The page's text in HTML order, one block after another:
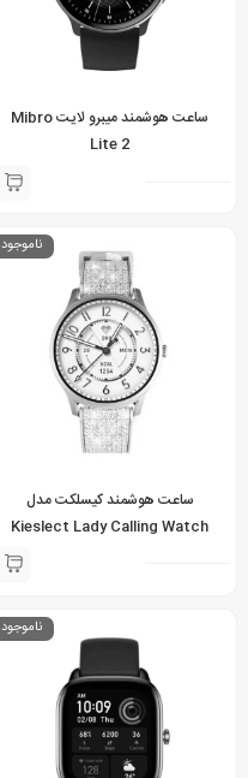
ساعت هوشمند میبرو لایت Mibro
Lite 2
ناموجود
ساعت هوشمند کیسلکت مدل
Kieslect Lady Calling Watch
ناموجود